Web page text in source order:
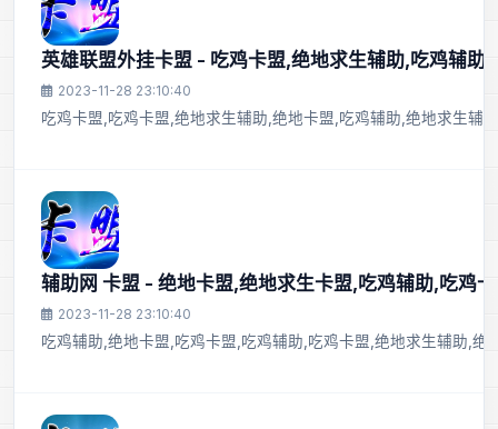
英雄联盟外挂卡盟 - 吃鸡卡盟,绝地求生辅助,吃鸡辅助,
2023-11-28 23:10:40
吃鸡卡盟,吃鸡卡盟,绝地求生辅助,绝地卡盟,吃鸡辅助,绝地求生辅
辅助网 卡盟 - 绝地卡盟,绝地求生卡盟,吃鸡辅助,吃鸡
2023-11-28 23:10:40
吃鸡辅助,绝地卡盟,吃鸡卡盟,吃鸡辅助,吃鸡卡盟,绝地求生辅助,绝